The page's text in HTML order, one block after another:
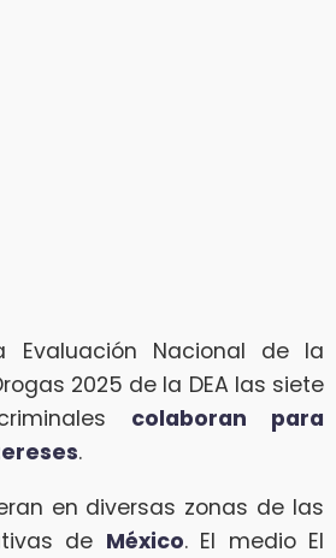
Nacional de la
2025 de la DEA las siete
colaboran para
.
en diversas zonas de las
de México. El medio El